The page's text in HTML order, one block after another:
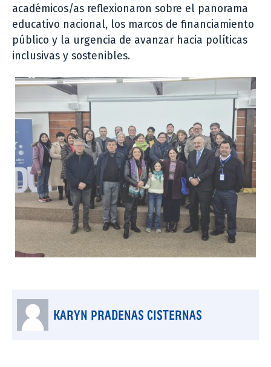
académicos/as reflexionaron sobre el panorama
educativo nacional, los marcos de financiamiento
público y la urgencia de avanzar hacia políticas
inclusivas y sostenibles.
KARYN PRADENAS CISTERNAS